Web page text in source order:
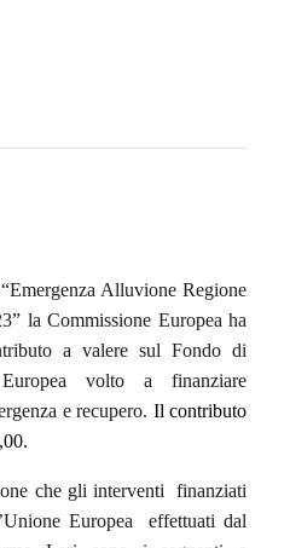
Alluvione Regione
la Commissione Europea ha
a valere sul Fondo di
Europea volto a finanziare
e recupero. Il contributo
.
che gli interventi finanziati
Europeaeffettuati dal